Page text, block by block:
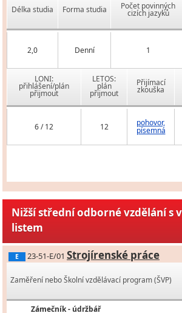
Délka studia Forma studia Počet povinných
cizích jazyků
2,0 Denní 1
LONI:
přihlášení/plán
přijmout
LETOS:
plán
přijmout
Přijímací
zkouška
6 / 12 12 pohovor,
písemná
Nižší střední odborné vzdělání s
listem
E 23-51-E/01 Strojírenské práce
Zaměření nebo Školní vzdělávací program (ŠVP)
Zámečník - údržbář